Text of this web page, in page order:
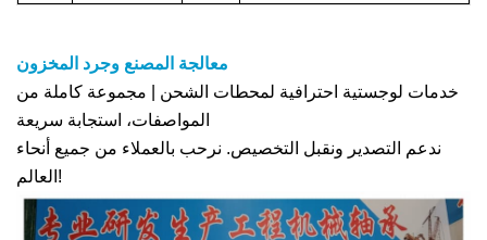
معالجة المصنع وجرد المخزون
خدمات لوجستية احترافية لمحطات الشحن | مجموعة كاملة من
المواصفات، استجابة سريعة
ندعم التصدير ونقبل التخصيص. نرحب بالعملاء من جميع أنحاء
العالم!